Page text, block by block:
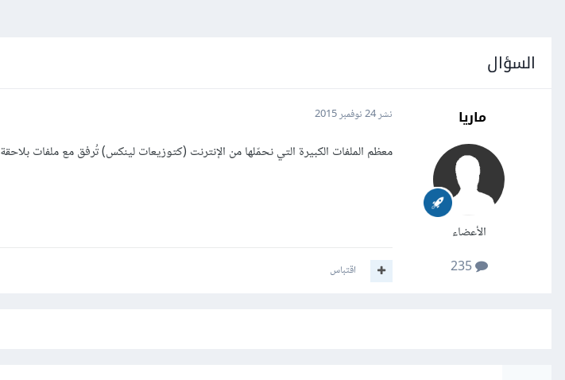
السؤال
ماريا
الأعضاء
235
نشر24 نوفمبر 2015
معظم الملفات الكبيرة التي نحمّلها من الإنترنت (كتوزيعات لينكس) تُرفق مع ملفات بلاحقة md5 فما هي فائدة هذا النوع من الملفات؟
اقتباس